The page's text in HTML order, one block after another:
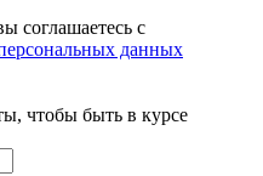
соглашаетесь с
данных
чтобы быть в курсе